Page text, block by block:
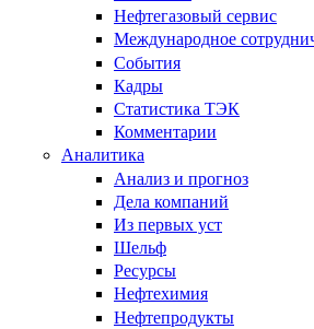
Нефтегазовый сервис
Международное
События
Кадры
Статистика ТЭК
Комментарии
Аналитика
Анализ и прогноз
Дела компаний
Из первых уст
Шельф
Ресурсы
Нефтехимия
Нефтепродукты